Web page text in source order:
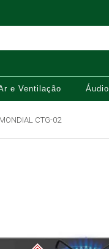
e Ventilação Áudio
CTG-02